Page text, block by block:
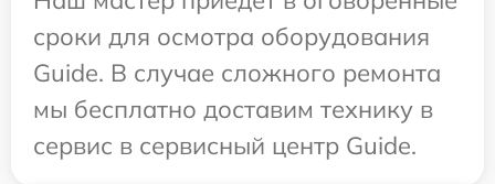
сроки для осмотра оборудования
Guide. В случае сложного ремонта
мы бесплатно доставим технику в
сервис в сервисный центр Guide.